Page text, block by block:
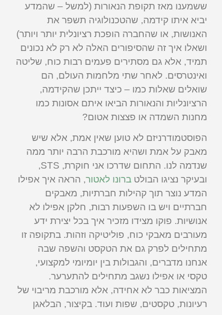
ששמענו מאז תקופת הנאורות (למשל – שהמדע
יביא איתו קידמה, שהטכנולוגיה תשפר את
האנושות, או שהחברה הופכת רציונלית יותר ויותר)
ושאלו איך זה שהסיפורים האלה לא רק לא נכונים
תמיד, אלא גם מסתירים פעמים רבות כוח, שליטה
ואינטרסים. לאחר שתי מלחמות העולם, הם
שואלים שאלות כמו – כיצד ייתכן שהקידמה,
הרציונליות והנאורות הביאו איתם אסונות כמו
מחנות השמדה או פצצות אטום?
הפוסטמודרניזם לא טוען שאין אמת, אלא שיש
מאבק על אמת ושהיא מורכבת הרבה יותר ממה
שנדמה לנו. התחום שדרכו אני חוקרת, STS,
ובעיקר נציגו הבולט ברונו לאטור, הראה איך אפילו
המדע נוצר תוך קהילות חברתיות, מאבקים
חברתיים ויש בו השפעות רבות, חלקן אפילו לא
אנושיות. פוקו מצידו מזכיר איך בכל יצירת ידע
מעורבים מאבקי כוח, פוליטיקה וזהות. בתקופה זו
מתחילים לפרק גם את הטקסט והשפה שבה
אנחנו מדברים, והגבולות בין יומיומי למקצועי,
טקסי או אפילו נשגב מתחילים להתערער.
המציאות כבר לא אחידה, אלא מורכבת מריבוי של
רעיונות, טקסטים, שפות ועוד. בקיצור, הבלאגן